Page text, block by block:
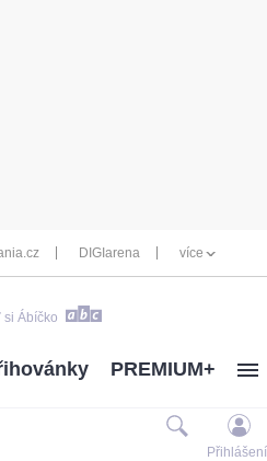
DIGIarena více
si Ábíčko
PREMIUM+
Přihlášení